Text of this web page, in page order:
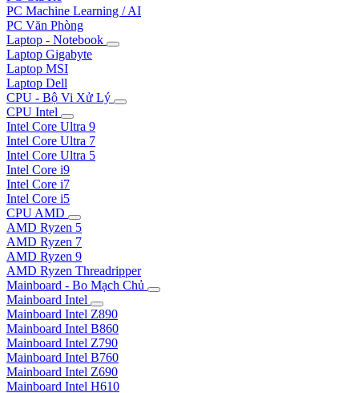
PC Machine Learning / AI
PC Văn Phòng
Laptop - Notebook
Laptop Gigabyte
Laptop MSI
Laptop Dell
CPU - Bộ Vi Xử Lý
CPU Intel
Intel Core Ultra 9
Intel Core Ultra 7
Intel Core Ultra 5
Intel Core i9
Intel Core i7
Intel Core i5
CPU AMD
AMD Ryzen 5
AMD Ryzen 7
AMD Ryzen 9
AMD Ryzen Threadripper
Mainboard - Bo Mạch Chủ
Mainboard Intel
Mainboard Intel Z890
Mainboard Intel B860
Mainboard Intel Z790
Mainboard Intel B760
Mainboard Intel Z690
Mainboard Intel H610